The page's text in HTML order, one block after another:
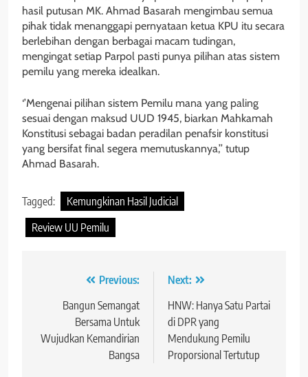
hasil putusan MK. Ahmad Basarah mengimbau semua
pihak tidak menanggapi pernyataan ketua KPU itu secara
berlebihan dengan berbagai macam tudingan,
mengingat setiap Parpol pasti punya pilihan atas sistem
pemilu yang mereka idealkan.
‘’Mengenai pilihan sistem Pemilu mana yang paling
sesuai dengan maksud UUD 1945, biarkan Mahkamah
Konstitusi sebagai badan peradilan penafsir konstitusi
yang bersifat final segera memutuskannya,’’ tutup
Ahmad Basarah.
Tagged:
Kemungkinan Hasil Judicial
Review UU Pemilu
Navigasi Previous:
Bangun Semangat
Bersama Untuk
Wujudkan Kemandirian
Bangsa
Next:
HNW: Hanya Satu Partai
di DPR yang
Mendukung Pemilu
Proporsional Tertutup